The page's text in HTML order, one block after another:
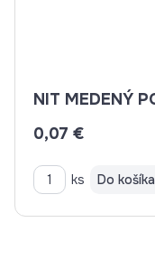
0,07 €
ks Do košíka